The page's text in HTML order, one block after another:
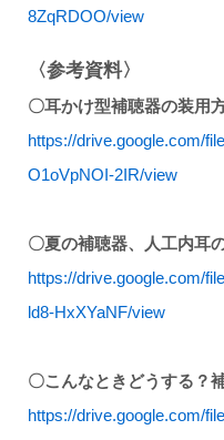
8ZqRDOO/view
〈参考資料〉
〇耳かけ型補聴器の装用
https://drive.google.com/
O1oVpNOI-2IR/view
〇夏の補聴器、人工内耳
https://drive.google.com/
ld8-HxXYaNF/view
〇こんなときどうする？
https://drive.google.com/